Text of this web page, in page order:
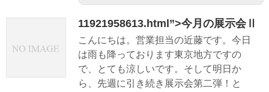
11921958613.html”>今月の展示会Ⅱ
こんにちは。営業担当の近藤です。今日
は雨も降っております東京地方ですの
で、とても涼しいです。そして明日か
ら、先週に引き続き展示会第二弾！と